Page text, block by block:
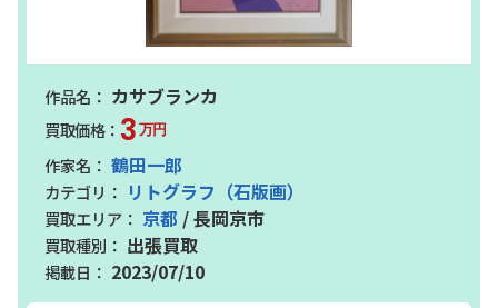
カサブランカ
3万円
鶴田一郎
リトグラフ（石版画）
京都 / 長岡京市
出張買取
2023/07/10